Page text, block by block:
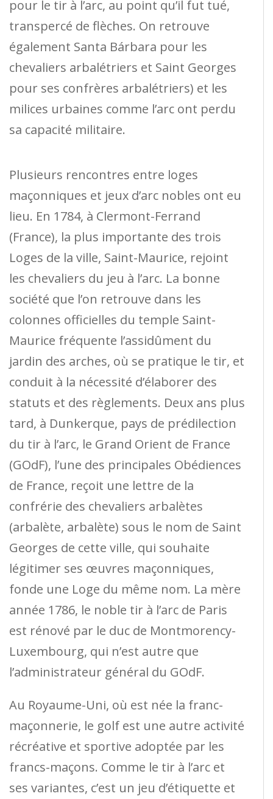
pour le tir à l’arc, au point qu’il fut tué,
transpercé de flèches. On retrouve
également Santa Bárbara pour les
chevaliers arbalétriers et Saint Georges
pour ses confrères arbalétriers) et les
milices urbaines comme l’arc ont perdu
sa capacité militaire.
Plusieurs rencontres entre loges
maçonniques et jeux d’arc nobles ont eu
lieu. En 1784, à Clermont-Ferrand
(France), la plus importante des trois
Loges de la ville, Saint-Maurice, rejoint
les chevaliers du jeu à l’arc. La bonne
société que l’on retrouve dans les
colonnes officielles du temple Saint-
Maurice fréquente l’assidûment du
jardin des arches, où se pratique le tir, et
conduit à la nécessité d’élaborer des
statuts et des règlements. Deux ans plus
tard, à Dunkerque, pays de prédilection
du tir à l’arc, le Grand Orient de France
(GOdF), l’une des principales Obédiences
de France, reçoit une lettre de la
confrérie des chevaliers arbalètes
(arbalète, arbalète) sous le nom de Saint
Georges de cette ville, qui souhaite
légitimer ses œuvres maçonniques,
fonde une Loge du même nom. La mère
année 1786, le noble tir à l’arc de Paris
est rénové par le duc de Montmorency-
Luxembourg, qui n’est autre que
l’administrateur général du GOdF.
Au Royaume-Uni, où est née la franc-
maçonnerie, le golf est une autre activité
récréative et sportive adoptée par les
francs-maçons. Comme le tir à l’arc et
ses variantes, c’est un jeu d’étiquette et